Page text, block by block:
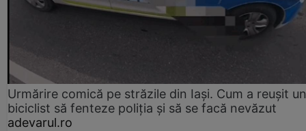
Urmărire comică pe străzile din Iași. Cum a reușit un
biciclist să fenteze poliția și să se facă nevăzut
adevarul.ro